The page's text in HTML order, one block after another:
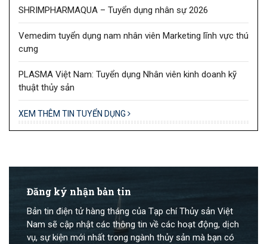
SHRIMPHARMAQUA – Tuyển dụng nhân sự 2026
Vemedim tuyển dụng nam nhân viên Marketing lĩnh vực thú
cưng
PLASMA Việt Nam: Tuyển dụng Nhân viên kinh doanh kỹ
thuật thủy sản
XEM THÊM TIN TUYỂN DỤNG
Đăng ký nhận bản tin
Bản tin điện tử hàng tháng của Tạp chí Thủy sản Việt
Nam sẽ cập nhật các thông tin về các hoạt động, dịch
vụ, sự kiện mới nhất trong ngành thủy sản mà bạn có